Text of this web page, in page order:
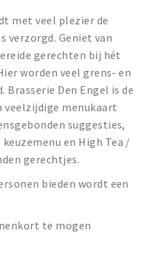
met veel plezier de
verzorgd. Geniet van
gerechten bij hét
worden veel grens- en
Brasserie Den Engel is de
veelzijdige menukaart
suggesties,
en High Tea /
gerechtjes.
bieden wordt een
te mogen